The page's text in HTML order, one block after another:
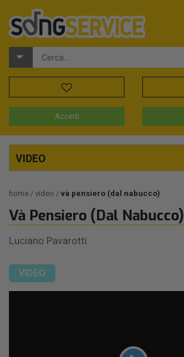
Accedi
VIDEO
home video và pensiero (dal nabucco)
Và Pensiero (Dal Nabucco)
Luciano Pavarotti
VIDEO